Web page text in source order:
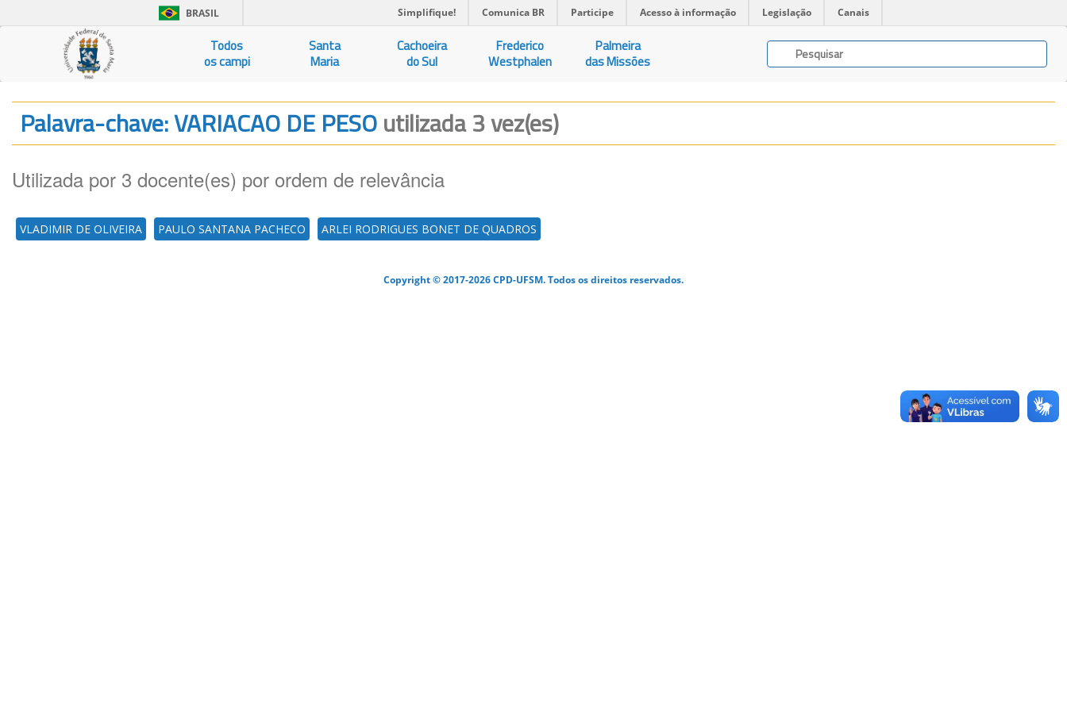
BRASIL Simplifique! Comunica BR Participe Acesso à informação Legislação Canais
Todos
os campi
Santa
Maria
Cachoeira
do Sul
Frederico
Westphalen
Palmeira
das Missões
Palavra-chave: VARIACAO DE PESOutilizada 3 vez(es)
Utilizada por 3 docente(es) por ordem de relevância
VLADIMIR DE OLIVEIRA PAULO SANTANA PACHECO ARLEI RODRIGUES BONET DE QUADROS
Copyright © 2017-2026 CPD-UFSM. Todos os direitos reservados.